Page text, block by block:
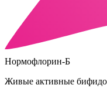
Нормофлорин-Б
Живые активные